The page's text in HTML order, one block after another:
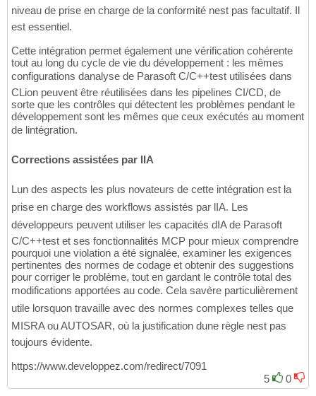
niveau de prise en charge de la conformité nest pas facultatif. Il
est essentiel.
Cette intégration permet également une vérification cohérente
tout au long du cycle de vie du développement : les mêmes
configurations danalyse de Parasoft C/C++test utilisées dans
CLion peuvent être réutilisées dans les pipelines CI/CD, de
sorte que les contrôles qui détectent les problèmes pendant le
développement sont les mêmes que ceux exécutés au moment
de lintégration.
Corrections assistées par lIA
Lun des aspects les plus novateurs de cette intégration est la
prise en charge des workflows assistés par lIA. Les
développeurs peuvent utiliser les capacités dIA de Parasoft
C/C++test et ses fonctionnalités MCP pour mieux comprendre
pourquoi une violation a été signalée, examiner les exigences
pertinentes des normes de codage et obtenir des suggestions
pour corriger le problème, tout en gardant le contrôle total des
modifications apportées au code. Cela savère particulièrement
utile lorsquon travaille avec des normes complexes telles que
MISRA ou AUTOSAR, où la justification dune règle nest pas
toujours évidente.
https://www.developpez.com/redirect/7091
5
0